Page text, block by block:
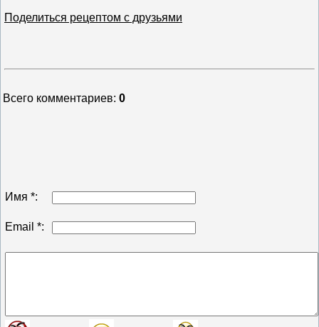
Поделиться рецептом с друзьями
Всего комментариев: 0
Имя *:
Email *: